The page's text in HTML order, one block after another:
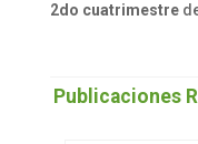
2do cuatrimestre
Publicaciones